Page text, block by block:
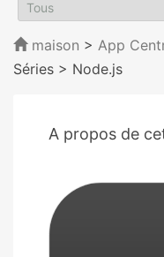
maison > App
Séries > Node.js
A propos de